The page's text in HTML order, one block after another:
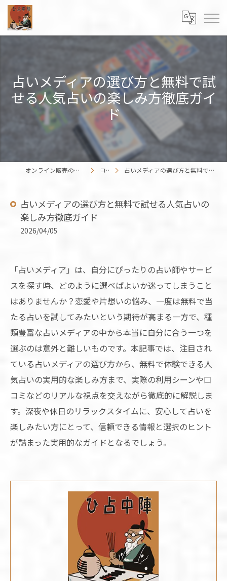
占いメディアの選び方と無料で試
せる人気占いの楽しみ方徹底ガイ
ド
オンライン販売の占いカードはENISHIWORK コラム 占いメディアの選び方と無料で試せる人気占いの楽しみ方徹底ガイド
占いメディアの選び方と無料で試せる人気占いの
楽しみ方徹底ガイド
2026/04/05
「占いメディア」は、自分にぴったりの占い師やサービ
スを探す時、どのように選べばよいか迷ってしまうこと
はありませんか？恋愛や片想いの悩み、一度は無料で当
たる占いを試してみたいという期待が高まる一方で、種
類豊富な占いメディアの中から本当に自分に合う一つを
選ぶのは意外と難しいものです。本記事では、注目され
ている占いメディアの選び方から、無料で体験できる人
気占いの実用的な楽しみ方まで、実際の利用シーンや口
コミなどのリアルな視点を交えながら徹底的に解説しま
す。深夜や休日のリラックスタイムに、安心して占いを
楽しみたい方にとって、信頼できる情報と選択のヒント
が詰まった実用的なガイドとなるでしょう。